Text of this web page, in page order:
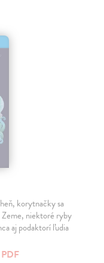
korytnačky sa
Zeme, niektoré ryby
aj podaktorí ľudia
PDF